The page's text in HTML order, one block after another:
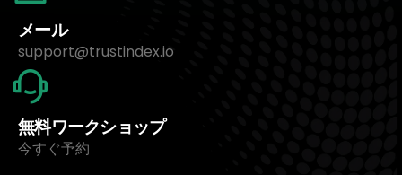
メール
support@trustindex.io
無料ワークショップ
今すぐ予約